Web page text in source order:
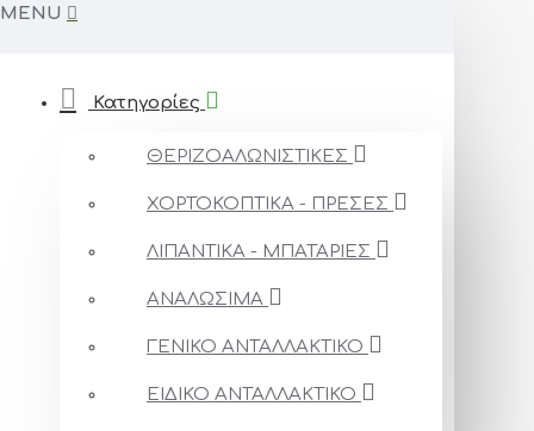
MENU
Κατηγορίες
ΘΕΡΙΖΟΑΛΩΝΙΣΤΙΚΕΣ
ΧΟΡΤΟΚΟΠΤΙΚΑ - ΠΡΕΣΕΣ
ΛΙΠΑΝΤΙΚΑ - ΜΠΑΤΑΡΙΕΣ
ΑΝΑΛΩΣΙΜΑ
ΓΕΝΙΚΟ ΑΝΤΑΛΛΑΚΤΙΚΟ
ΕΙΔΙΚΟ ΑΝΤΑΛΛΑΚΤΙΚΟ